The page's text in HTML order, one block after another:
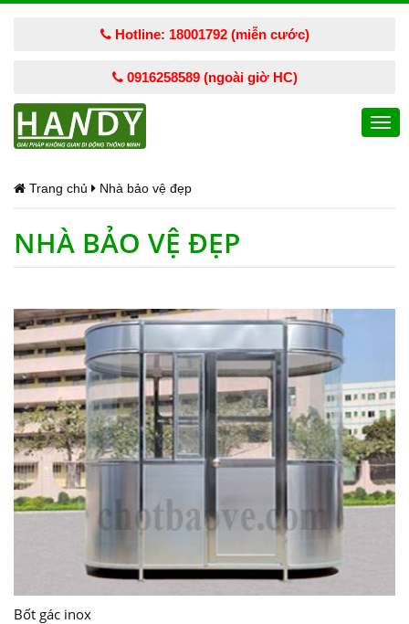
Hotline: 18001792 (miễn cước)
0916258589 (ngoài giờ HC)
Trang chủ Nhà bảo vệ đẹp
NHÀ BẢO VỆ ĐẸP
Bốt gác inox